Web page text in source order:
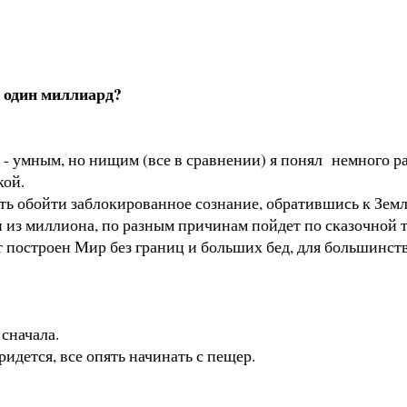
миллиард?
- умным, но нищим (все в сравнении) я понял немного
обойти заблокированное сознание, обратившись к
миллиона, по разным причинам пойдет по сказочной
построен Мир без границ и больших бед, для
все опять начинать с пещер.